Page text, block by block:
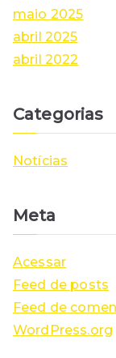
maio 2025
abril 2025
abril 2022
Categorias
Notícias
Meta
Acessar
Feed de posts
Feed de
WordPress.org